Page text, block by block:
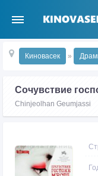
Киновасек »
Сочувствие
Chinjeolhan Geumjassi